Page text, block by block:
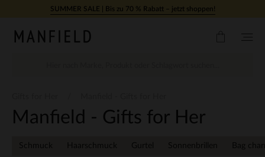
Zum Inhalt springenSUMMER SALE | Bis zu 70 % Rabatt – jetzt shoppen!
Manfield - Gifts for Her
Schmuck Haarschmuck Gurtel Sonnenbrillen Bag